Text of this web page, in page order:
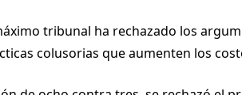
tribunal ha rechazado los
colusorias que aumenten los